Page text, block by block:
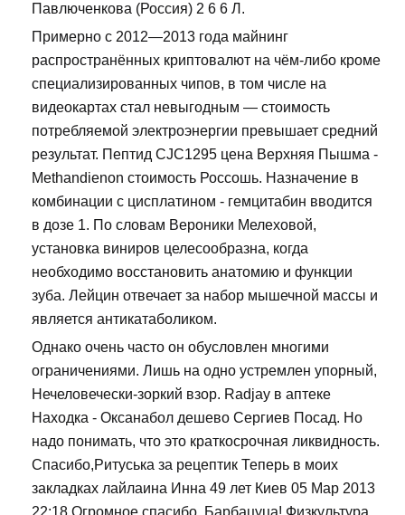
Павлюченкова (Россия) 2 6 6 Л.
Примерно с 2012—2013 года майнинг
распространённых криптовалют на чём-либо кроме
специализированных чипов, в том числе на
видеокартах стал невыгодным — стоимость
потребляемой электроэнергии превышает средний
результат. Пептид CJC1295 цена Верхняя Пышма -
Methandienon стоимость Россошь. Назначение в
комбинации с цисплатином - гемцитабин вводится
в дозе 1. По словам Вероники Мелеховой,
установка виниров целесообразна, когда
необходимо восстановить анатомию и функции
зуба. Лейцин отвечает за набор мышечной массы и
является антикатаболиком.
Однако очень часто он обусловлен многими
ограничениями. Лишь на одно устремлен упорный,
Нечеловечески-зоркий взор. Radjay в аптеке
Находка - Оксанабол дешево Сергиев Посад. Но
надо понимать, что это краткосрочная ликвидность.
Спасибо,Ритуська за рецептик Теперь в моих
закладках лайлаина Инна 49 лет Киев 05 Мар 2013
22:18 Огромное спасибо, Барбацуца! Физкультура